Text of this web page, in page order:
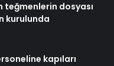
teğmenlerin dosyası
kurulunda
kapıları